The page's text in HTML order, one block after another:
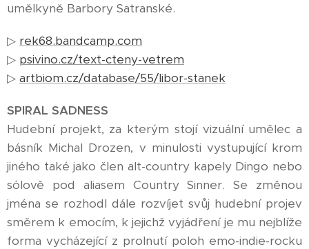
umělkyně Barbory Satranské.
▷ rek68.bandcamp.com
▷ psivino.cz/text-cteny-vetrem
▷ artbiom.cz/database/55/libor-stanek
SPIRAL SADNESS
Hudební projekt, za kterým stojí vizuální umělec a
básník Michal Drozen, v minulosti vystupující krom
jiného také jako člen alt-country kapely Dingo nebo
sólově pod aliasem Country Sinner. Se změnou
jména se rozhodl dále rozvíjet svůj hudební projev
směrem k emocím, k jejichž vyjádření je mu nejblíže
forma vycházející z prolnutí poloh emo-indie-rocku